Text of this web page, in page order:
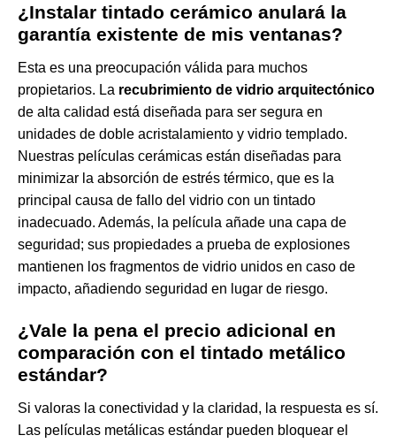
¿Instalar tintado cerámico anulará la
garantía existente de mis ventanas?
Esta es una preocupación válida para muchos
propietarios. La recubrimiento de vidrio arquitectónico
de alta calidad está diseñada para ser segura en
unidades de doble acristalamiento y vidrio templado.
Nuestras películas cerámicas están diseñadas para
minimizar la absorción de estrés térmico, que es la
principal causa de fallo del vidrio con un tintado
inadecuado. Además, la película añade una capa de
seguridad; sus propiedades a prueba de explosiones
mantienen los fragmentos de vidrio unidos en caso de
impacto, añadiendo seguridad en lugar de riesgo.
¿Vale la pena el precio adicional en
comparación con el tintado metálico
estándar?
Si valoras la conectividad y la claridad, la respuesta es sí.
Las películas metálicas estándar pueden bloquear el